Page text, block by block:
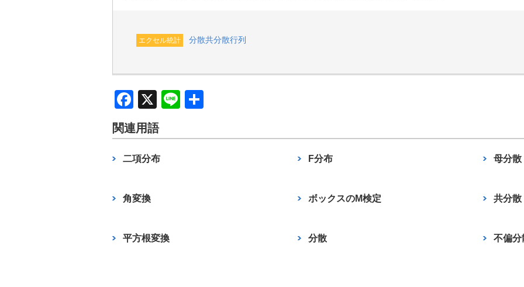
エクセル統計 分散共分散行列
F
a
c
e
o
k
X
Li
e
関連用語
二項分布 F分布 母分散
角変換 ボックスのM検定 共分散
平方根変換 分散 不偏分